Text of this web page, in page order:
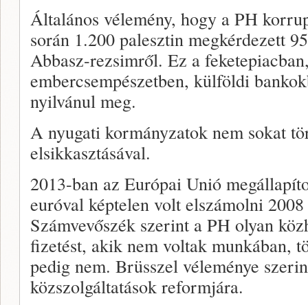
Általános vélemény, hogy a PH
során 1.200 palesztin megkérdezett
Abbasz-rezsimről. Ez a
embercsempészetben, külföldi
nyilvánul meg.
A nyugati kormányzatok nem sokat
elsikkasztásával.
2013-ban az Európai Unió
euróval képtelen volt elszámolni
Számvevőszék szerint a PH olyan
fizetést, akik nem voltak munkában,
pedig nem. Brüsszel véleménye
közszolgáltatások reformjára.